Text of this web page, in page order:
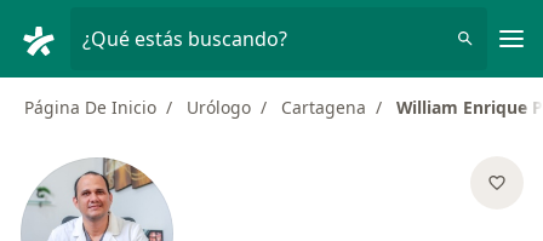
¿Qué estás buscando?
Página De Inicio Urólogo Cartagena William Enrique